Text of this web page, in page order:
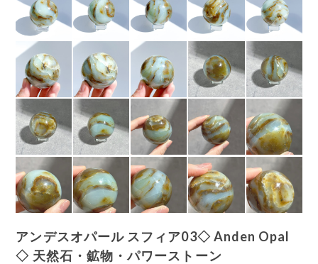
アンデスオパール スフィア03◇ Anden Opal
◇ 天然石・鉱物・パワーストーン